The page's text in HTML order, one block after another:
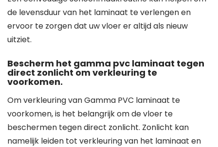
de levensduur van het laminaat te verlengen en
ervoor te zorgen dat uw vloer er altijd als nieuw
uitziet.
Bescherm het gamma pvc laminaat tegen
direct zonlicht om verkleuring te
voorkomen.
Om verkleuring van Gamma PVC laminaat te
voorkomen, is het belangrijk om de vloer te
beschermen tegen direct zonlicht. Zonlicht kan
namelijk leiden tot verkleuring van het laminaat en